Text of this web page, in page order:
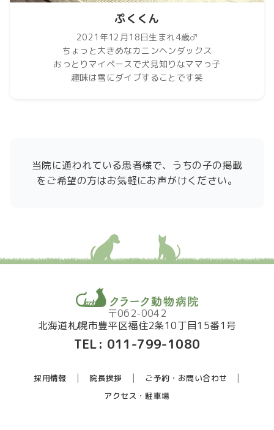
ぷくくん
2021年12月18日生まれ4歳♂
ちょっと大きめなカニンヘンダックス
おっとりマイペースで犬見知りなママっ子
趣味は雪にダイブすることです笑
当院に通われている患者様で、うちの子の掲載
をご希望の方はお気軽にお声がけください。
〒062-0042
北海道札幌市豊平区福住2条10丁目15番1号
TEL: 011-799-1080
採用情報 院長挨拶
ご予約・お問い合わせ
アクセス・駐車場